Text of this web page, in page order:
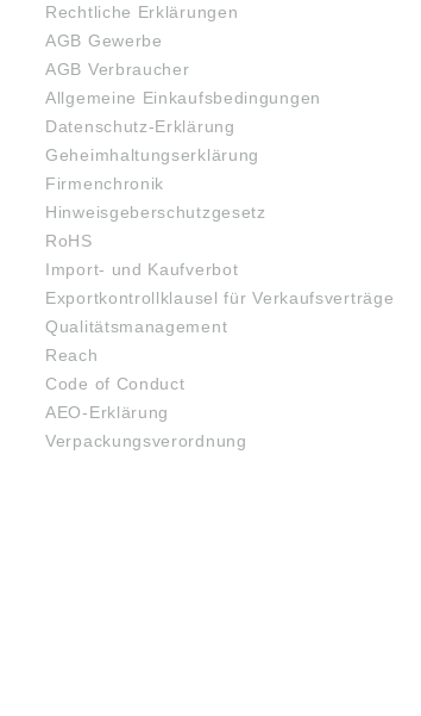
Rechtliche Erklärungen
AGB Gewerbe
AGB Verbraucher
Allgemeine Einkaufsbedingungen
Datenschutz-Erklärung
Geheimhaltungserklärung
Firmenchronik
Hinweisgeberschutzgesetz
RoHS
Import- und Kaufverbot
Exportkontrollklausel für Verkaufsverträge
Qualitätsmanagement
Reach
Code of Conduct
AEO-Erklärung
Verpackungsverordnung